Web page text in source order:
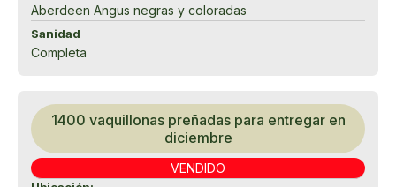
Aberdeen Angus negras y coloradas
Sanidad
Completa
1400 vaquillonas preñadas para entregar en
diciembre
VENDIDO